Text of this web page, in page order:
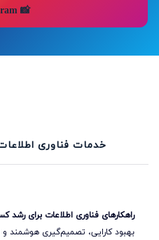
📸 Instagram
خدمات فناوری
راهکارهای فناوری اطلاعات برای رشد
بهبود کارایی، تصمیم‌گیری هوشمند و